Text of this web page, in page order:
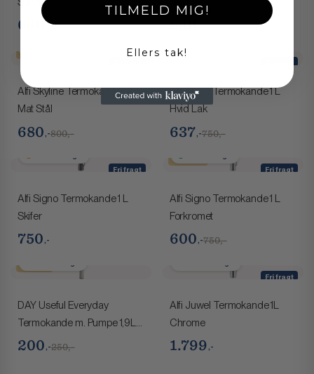
640 ,-800,- 640,-800,-
680 ,-800,-
Alfi Skyline Termokande 1 L
Mat Stål
2-4 hverdage
Spar 112,-
637 ,-750,-
Alfi Signo Termokande 1 L
Hvid Lak
Fri fragt
750,-
Alfi Signo Termokande 1 L
Skifer
Fri fragt
Spar 150,-
600,-750,-
Alfi Signo Termokande 1 L
Forkromet
200,-250,-
DAY Useful Everyday
Termokande m. Pumpe 1,9L
Lys Grå
Fri fragt
1.799,-
Alfi Juwel Termokande 1L
Chrome
TILMELD MIG!
Ellers tak!